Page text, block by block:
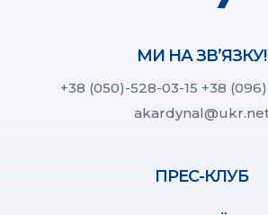
МИ НА ЗВ’ЯЗКУ!
+38 (050)-528-03-15 +38
ПРЕС-КЛУБ